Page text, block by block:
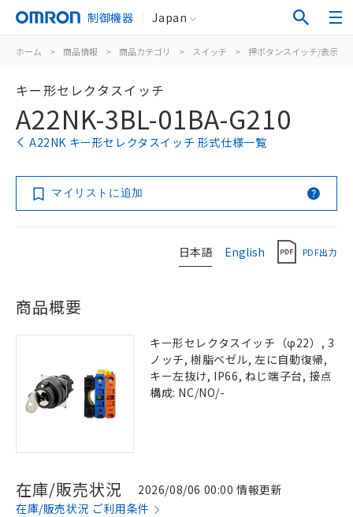
制御機器 Japan
ホーム > 商品情報 > 商品カテゴリ > スイッチ > 押ボタンスイッチ/表示灯
キー形セレクタスイッチ
A22NK-3BL-01BA-G210
A22NK キー形セレクタスイッチ 形式仕様一覧
マイリストに追加
日本語 English PDF出力
商品概要
キー形セレクタスイッチ（φ22）, 3
ノッチ, 樹脂ベゼル, 左に自動復帰,
キー左抜け, IP66, ねじ端子台, 接点
構成: NC/NO/-
在庫/販売状況
2026/08/06 00:00 情報更新
在庫/販売状況 ご利用条件